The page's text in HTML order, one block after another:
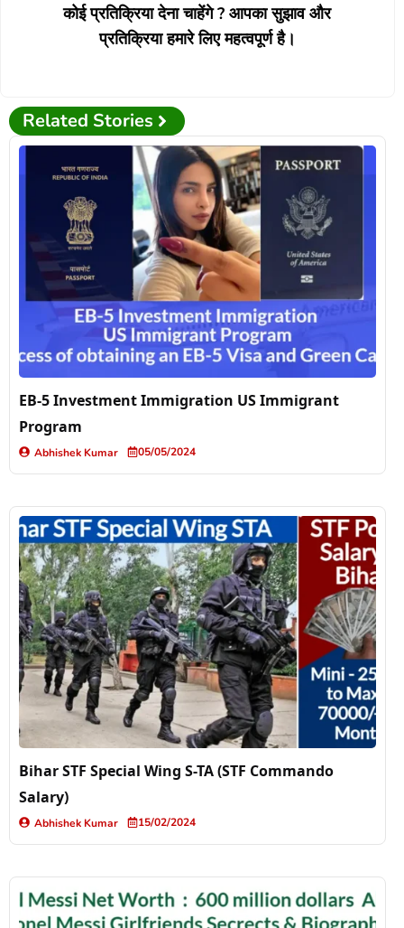
कोई प्रतिक्रिया देना चाहेंगे ? आपका सुझाव और
प्रतिक्रिया हमारे लिए महत्वपूर्ण है।
Related Stories
EB-5 Investment Immigration US Immigrant
Program
Abhishek Kumar 05/05/2024
Bihar STF Special Wing S-TA (STF Commando
Salary)
Abhishek Kumar 15/02/2024